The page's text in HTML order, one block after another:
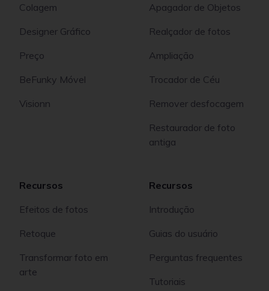
Colagem
Designer Gráfico
Preço
BeFunky Móvel
Visionn
Apagador de Objetos
Realçador de fotos
Ampliação
Trocador de Céu
Remover desfocagem
Restaurador de foto
antiga
Recursos
Efeitos de fotos
Retoque
Transformar foto em
arte
Recursos
Introdução
Guias do usuário
Perguntas frequentes
Tutoriais